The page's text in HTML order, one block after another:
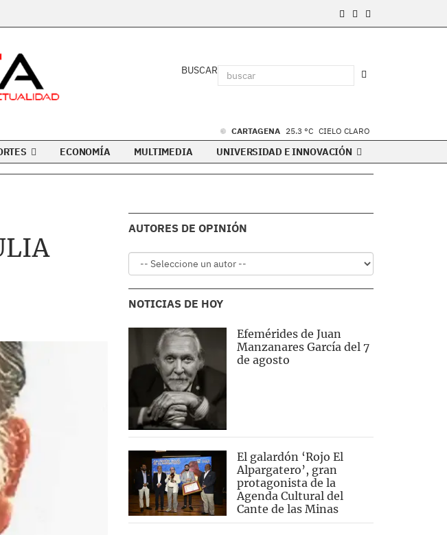
BUSCAR
CARTAGENA 25.3 °C CIELO CLARO
ECONOMÍA MULTIMEDIA UNIVERSIDAD E INNOVACIÓN
AUTORES DE OPINIÓN
NOTICIAS DE HOY
Efemérides de Juan
Manzanares García del 7
de agosto
El galardón ‘Rojo El
Alpargatero’, gran
protagonista de la
Agenda Cultural del
Cante de las Minas